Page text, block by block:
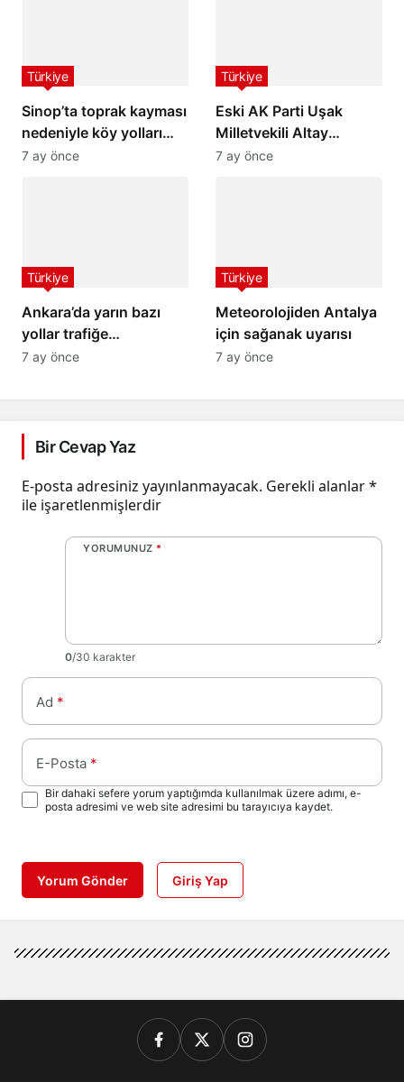
Sinop’ta toprak kayması
nedeniyle köy yolları
ulaşıma kapandı
Türkiye
7 ay önce
Eski AK Parti Uşak
Milletvekili Altay
hayatını kaybetti
Türkiye
7 ay önce
Ankara’da yarın bazı
yollar trafiğe
kapatılacak
Türkiye
7 ay önce
Meteorolojiden Antalya
için sağanak uyarısı
Türkiye
7 ay önce
Bir Cevap Yaz
E-posta adresiniz yayınlanmayacak. Gerekli alanlar*
ile işaretlenmişlerdir
YORUMUNUZ *
0/30 karakter
Ad *
E-Posta *
Bir dahaki sefere yorum yaptığımda kullanılmak üzere adımı, e-
posta adresimi ve web site adresimi bu tarayıcıya kaydet.
Yorum Gönder Giriş Yap